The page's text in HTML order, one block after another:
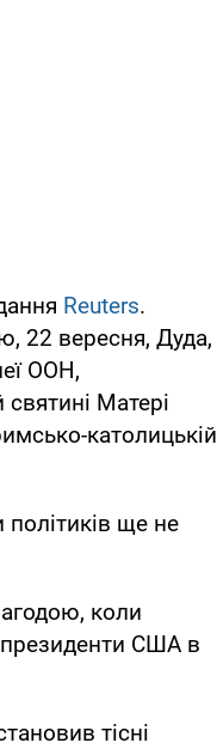
Reuters.
22 вересня, Дуда,
ООН,
Матері
католицькій
ще не
коли
президенти США в
тісні